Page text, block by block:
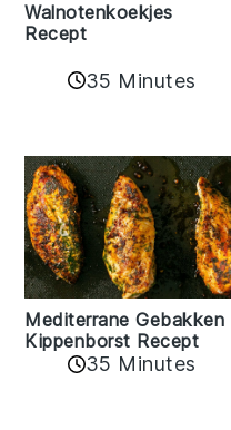
Walnotenkoekjes
Recept
35 Minutes
Mediterrane Gebakken
Kippenborst Recept
35 Minutes